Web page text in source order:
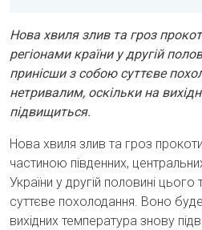
Нова хвиля злив та гроз
регіонами країни у другій
принісши з собою суттєве
нетривалим, оскільки на
підвищиться.
Нова хвиля злив та гроз
частиною південних, центральних
України у другій половині
суттєве похолодання. Воно
вихідних температура знову